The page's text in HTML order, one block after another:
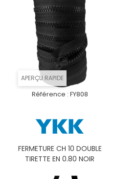
APERÇU RAPIDE
Référence : FY808
FERMETURE CH 10 DOUBLE
TIRETTE EN 0.80 NOIR